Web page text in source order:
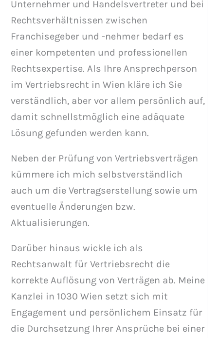
Unternehmer und Handelsvertreter und bei
Rechtsverhältnissen zwischen
Franchisegeber und -nehmer bedarf es
einer kompetenten und professionellen
Rechtsexpertise. Als Ihre Ansprechperson
im Vertriebsrecht in Wien kläre ich Sie
verständlich, aber vor allem persönlich auf,
damit schnellstmöglich eine adäquate
Lösung gefunden werden kann.
Neben der Prüfung von Vertriebsverträgen
kümmere ich mich selbstverständlich
auch um die Vertragserstellung sowie um
eventuelle Änderungen bzw.
Aktualisierungen.
Darüber hinaus wickle ich als
Rechtsanwalt für Vertriebsrecht die
korrekte Auflösung von Verträgen ab. Meine
Kanzlei in 1030 Wien setzt sich mit
Engagement und persönlichem Einsatz für
die Durchsetzung Ihrer Ansprüche bei einer